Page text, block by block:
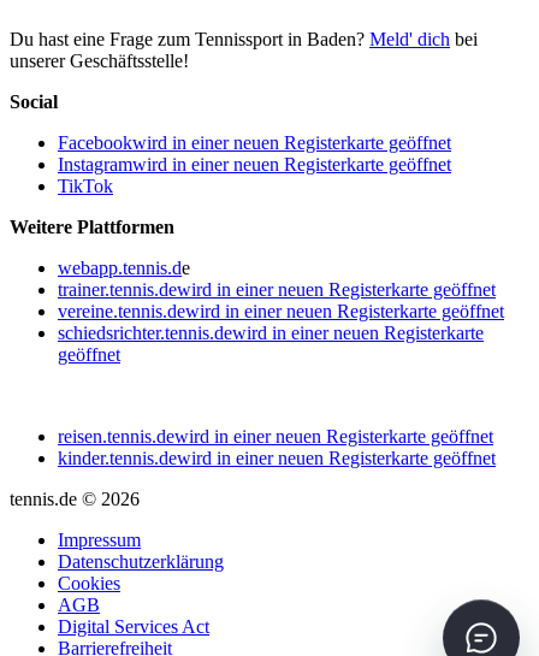
Du hast eine Frage zum Tennissport in Baden? Meld' dich bei
unserer Geschäftsstelle!
Social
Facebookwird in einer neuen Registerkarte geöffnet
Instagramwird in einer neuen Registerkarte geöffnet
TikTok
Weitere Plattformen
webapp.tennis.de
trainer.tennis.dewird in einer neuen Registerkarte geöffnet
vereine.tennis.dewird in einer neuen Registerkarte geöffnet
schiedsrichter.tennis.dewird in einer neuen Registerkarte
geöffnet
reisen.tennis.dewird in einer neuen Registerkarte geöffnet
kinder.tennis.dewird in einer neuen Registerkarte geöffnet
tennis.de © 2026
Impressum
Datenschutzerklärung
Cookies
AGB
Digital Services Act
Barrierefreiheit